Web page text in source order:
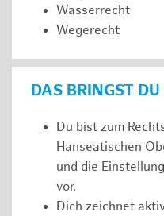
Wasserrecht
Wegerecht
DAS BRINGST
Du bist zum
Hanseatischen
und die
vor.
Dich zeichnet